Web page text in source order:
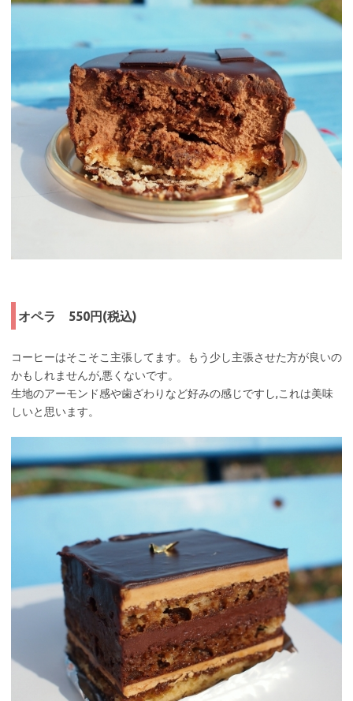
オペラ 550円(税込)
コーヒーはそこそこ主張してます。もう少し主張させた方が良いの
かもしれませんが,悪くないです。
生地のアーモンド感や歯ざわりなど好みの感じですし,これは美味
しいと思います。